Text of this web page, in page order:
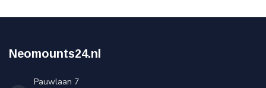
Neomounts24.nl
Pauwlaan 7